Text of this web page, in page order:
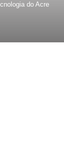
do Acre